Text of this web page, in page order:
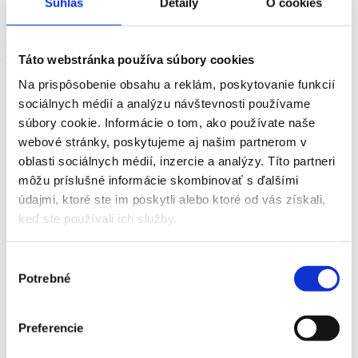
Táto webstránka používa súbory cookies
Na prispôsobenie obsahu a reklám, poskytovanie funkcií
sociálnych médií a analýzu návštevnosti používame
súbory cookie. Informácie o tom, ako používate naše
webové stránky, poskytujeme aj našim partnerom v
oblasti sociálnych médií, inzercie a analýzy. Títo partneri
môžu príslušné informácie skombinovať s ďalšími
údajmi, ktoré ste im poskytli alebo ktoré od vás získali,
keď ste používali ich služby.
súhlasu
Potrebné
Preferencie
elektrospotrebičov
Hľadáme mužov na prácu závozníka pri rozvoze tov...
Lučenec
P. J. Servis, s. r. o.
Termín 13.08. Závozník pri rozvoze